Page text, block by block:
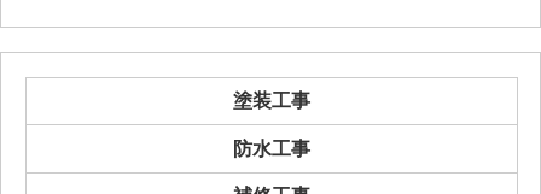
塗装工事
防水工事